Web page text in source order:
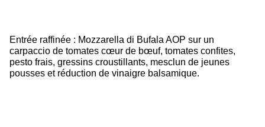
Entrée raffinée : Mozzarella di Bufala AOP sur un
carpaccio de tomates cœur de bœuf, tomates confites,
pesto frais, gressins croustillants, mesclun de jeunes
pousses et réduction de vinaigre balsamique.